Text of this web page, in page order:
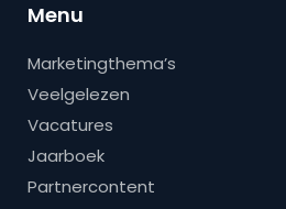
Menu
Marketingthema’s
Veelgelezen
Vacatures
Jaarboek
Partnercontent